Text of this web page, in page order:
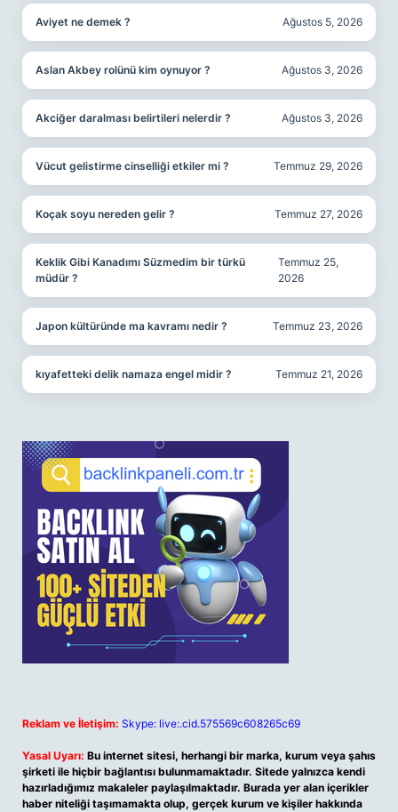
Aviyet ne demek ? Ağustos 5, 2026
Aslan Akbey rolünü kim oynuyor ? Ağustos 3, 2026
Akciğer daralması belirtileri nelerdir ? Ağustos 3, 2026
Vücut gelistirme cinselliği etkiler mi ? Temmuz 29, 2026
Koçak soyu nereden gelir ? Temmuz 27, 2026
Keklik Gibi Kanadımı Süzmedim bir türkü
müdür ?
Temmuz 25,
2026
Japon kültüründe ma kavramı nedir ? Temmuz 23, 2026
kıyafetteki delik namaza engel midir ? Temmuz 21, 2026
Reklam ve İletişim: Skype: live:.cid.575569c608265c69
Yasal Uyarı: Bu internet sitesi, herhangi bir marka, kurum veya şahıs
şirketi ile hiçbir bağlantısı bulunmamaktadır. Sitede yalnızca kendi
hazırladığımız makaleler paylaşılmaktadır. Burada yer alan içerikler
haber niteliği taşımamakta olup, gerçek kurum ve kişiler hakkında